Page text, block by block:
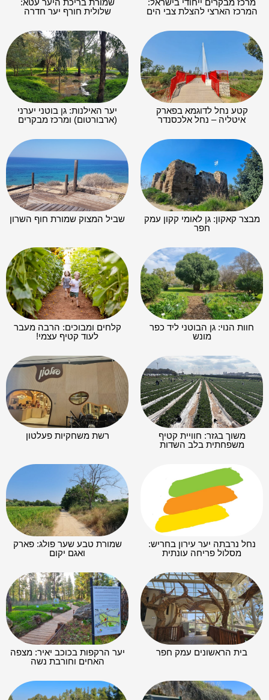
המרכז הארצי להצלת צבי הים
שלולית חורף יער חדרה
קטע נחל לדוגמא בפארק
איטליה – נחל אלכסנדר
יער האילנות: גן בוטני יערני
(ארבורטום) ומרכז מבקרים
מבצר קאקון: גן לאומי קקון עמק
חפר
שביל המצוק שמורת חוף השרון
חוות הנוי: גן הבוטני ליד כפר
מונש
קלחים ומבוכים: הרבה מעבר
לעוד קטיף עצמי!
משוך בגזר: חוויית קטיף
משפחתית בלב השדות
רשת משחקיות פעלטון
נחל נרבתה יער עירון בחריש:
מסלול פריחה עונתית
שמורת טבע שער פולג: פארק
ואגם יקום
בית הראשונים עמק חפר
יער הרקפות בכוכב יאיר: מצפה
האחים וחורבת נשה